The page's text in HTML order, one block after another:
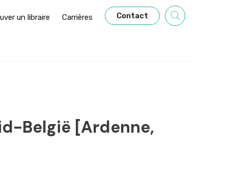
un libraire Carrières Contact
België [Ardenne,